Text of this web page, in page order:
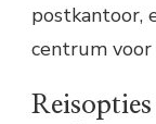
postkantoor,
centrum